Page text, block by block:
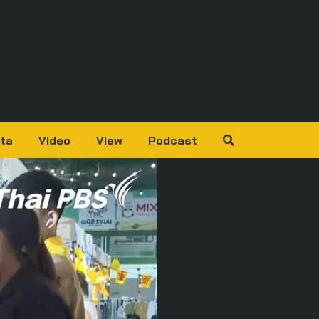
Video View Podcast